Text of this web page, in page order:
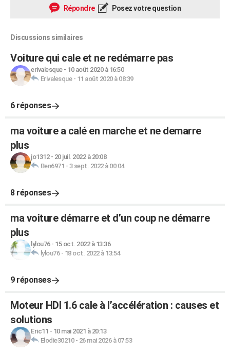
Répondre Posez votre question
Discussions similaires
Voiture qui cale et ne redémarre pas
erivalesque- 10 août 2020 à 16:50
Erivalesque- 11 août 2020 à 08:39
6 réponses
ma voiture a calé en marche et ne demarre
plus
jo1312- 20 juil. 2022 à 20:08
Ben6971 - 3 sept. 2022 à 00:04
8 réponses
ma voiture démarre et d’un coup ne démarre
plus
lylou76- 15 oct. 2022 à 13:36
lylou76- 18 oct. 2022 à 13:54
9 réponses
Moteur HDI 1.6 cale à l’accélération : causes et
solutions
Eric11 - 10 mai 2021 à 20:13
Elodie30210- 26 mai 2026 à 07:53